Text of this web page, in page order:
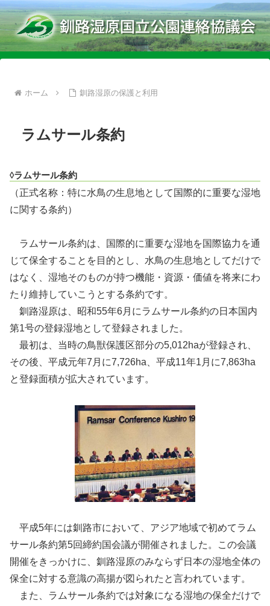
ホーム 釧路湿原の保護と利用
ラムサール条約
◊ラムサール条約
（正式名称：特に水鳥の生息地として国際的に重要な湿地
に関する条約）
ラムサール条約は、国際的に重要な湿地を国際協力を通
じて保全することを目的とし、水鳥の生息地としてだけで
はなく、湿地そのものが持つ機能・資源・価値を将来にわ
たり維持していこうとする条約です。
釧路湿原は、昭和55年6月にラムサール条約の日本国内
第1号の登録湿地として登録されました。
最初は、当時の鳥獣保護区部分の5,012haが登録され、
その後、平成元年7月に7,726ha、平成11年1月に7,863ha
と登録面積が拡大されています。
平成5年には釧路市において、アジア地域で初めてラム
サール条約第5回締約国会議が開催されました。この会議
開催をきっかけに、釧路湿原のみならず日本の湿地全体の
保全に対する意識の高揚が図られたと言われています。
また、ラムサール条約では対象になる湿地の保全だけで